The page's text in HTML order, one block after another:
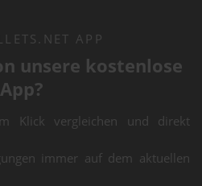
APP
unsere kostenlose
App?
Klick vergleichen und direkt
immer auf dem aktuellen